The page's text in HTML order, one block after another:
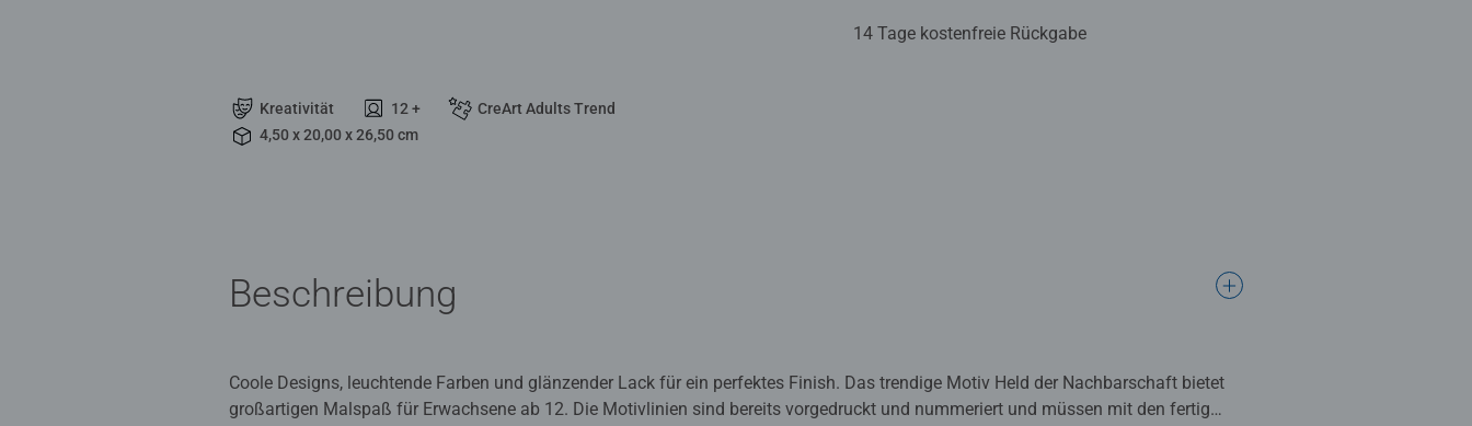
Kreativität 12 +
CreArt Adults Trend
4,50 x 20,00 x 26,50 cm
14 Tage kostenfreie Rückgabe
Beschreibung
Coole Designs, leuchtende Farben und glänzender Lack für ein perfektes Finish. Das trendige Motiv Held der Nachbarschaft bietet
großartigen Malspaß für Erwachsene ab 12. Die Motivlinien sind bereits vorgedruckt und nummeriert und müssen mit den fertig